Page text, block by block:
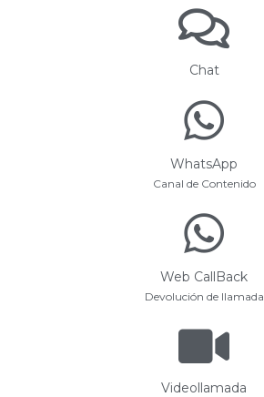
Chat
WhatsApp
Canal de Contenido
Web CallBack
Devolución de llamada
Videollamada